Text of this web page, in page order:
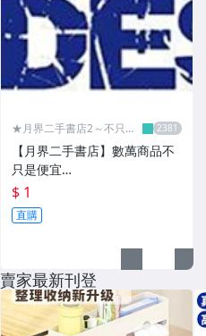
★月界二手書店2～不只是
【月界二手書店】數萬商品不
只是便宜…
$ 1
直購
賣家最新刊登